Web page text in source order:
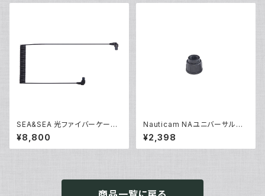
SEA&SEA 光ファイバーケーブ
¥8,800
Nauticam NAユニバーサルオ
プティカルファイバーコネクター
NA [部品]
¥2,398